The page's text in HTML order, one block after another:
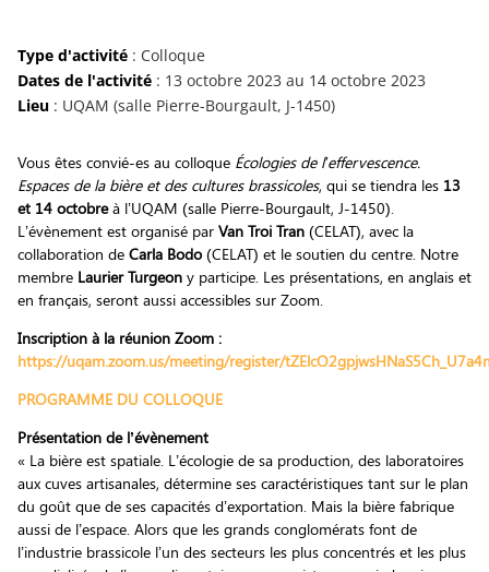
Type d'activité: Colloque
Dates de l'activité: 13 octobre 2023 au 14 octobre 2023
Lieu: UQAM (salle Pierre-Bourgault, J-1450)
Vous êtes convié-es au colloque Écologies de l’effervescence.
Espaces de la bière et des cultures brassicoles, qui se tiendra les 13
et 14 octobreà l’UQAM (salle Pierre-Bourgault, J-1450).
L’évènement est organisé par Van Troi Tran(CELAT), avec la
collaboration de Carla Bodo(CELAT) et le soutien du centre. Notre
membre Laurier Turgeony participe. Les présentations, en anglais et
en français, seront aussi accessibles sur Zoom.
Inscription à la réunion Zoom :
https://uqam.zoom.us/meeting/register/
PROGRAMME DU COLLOQUE
Présentation de l’évènement
« La bière est spatiale. L’écologie de sa production, des laboratoires
aux cuves artisanales, détermine ses caractéristiques tant sur le plan
du goût que de ses capacités d’exportation. Mais la bière fabrique
aussi de l’espace. Alors que les grands conglomérats font de
l’industrie brassicole l’un des secteurs les plus concentrés et les plus